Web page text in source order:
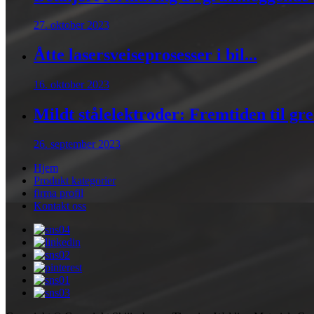
27. oktober 2023
Åtte lasersveiseprosesser i bil...
16. oktober 2023
Mildt stålelektroder: Fremtiden til
26. september 2023
Hjem
Produkt kategorier
firma profil
Kontakt oss